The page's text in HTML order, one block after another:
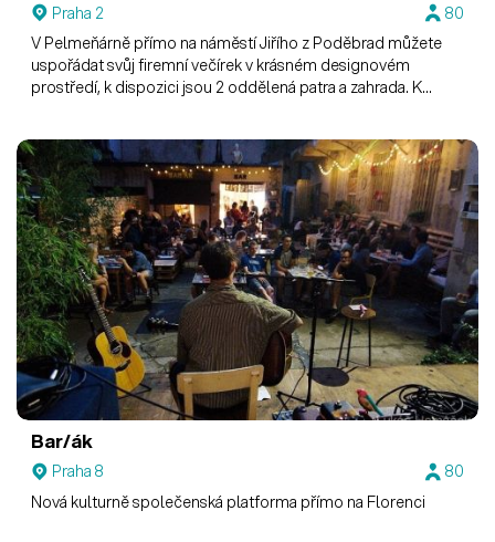
Praha 2
80
V Pelmeňárně přímo na náměstí Jiřího z Poděbrad můžete
uspořádat svůj firemní večírek v krásném designovém
prostředí, k dispozici jsou 2 oddělená patra a zahrada. K
Bar/ák
Praha 8
80
Nová kulturně společenská platforma přímo na Florenci